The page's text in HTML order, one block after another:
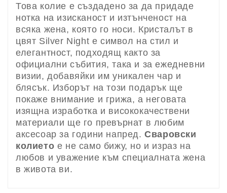
Това колие е създадено за да придаде
нотка на изисканост и изтънченост на
всяка жена, която го носи. Кристалът в
цвят Silver Night е символ на стил и
елегантност, подходящ както за
официални събития, така и за ежедневни
визии, добавяйки им уникален чар и
блясък. Изборът на този подарък ще
покаже внимание и грижа, а неговата
изящна изработка и висококачествени
материали ще го превърнат в любим
аксесоар за години напред.Сваровски
колието е не само бижу, но и израз на
любов и уважение към специалната жена
в живота ви.